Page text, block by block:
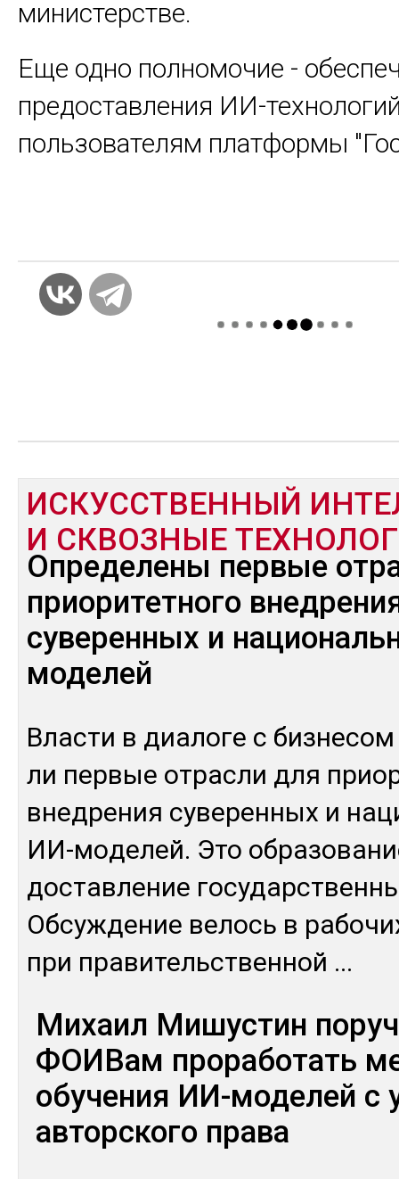
министерстве.
Еще одно полномочие -
предоставления ИИ-
пользователям платформы
ИСКУССТВЕННЫЙ
И СКВОЗНЫЕ
Определены первые
приоритетного
суверенных и
моделей
Влас­ти в диа­ло­ге с
ли пер­вые от­рас­ли для
внед­ре­ния су­верен­ных и
ИИ-мо­делей. Это
дос­тав­ле­ние
Об­суж­де­ние ве­лось в
при пра­витель­ствен­ной ...
Михаил Мишустин
ФОИВам проработать
обучения ИИ-моделей с
авторского права